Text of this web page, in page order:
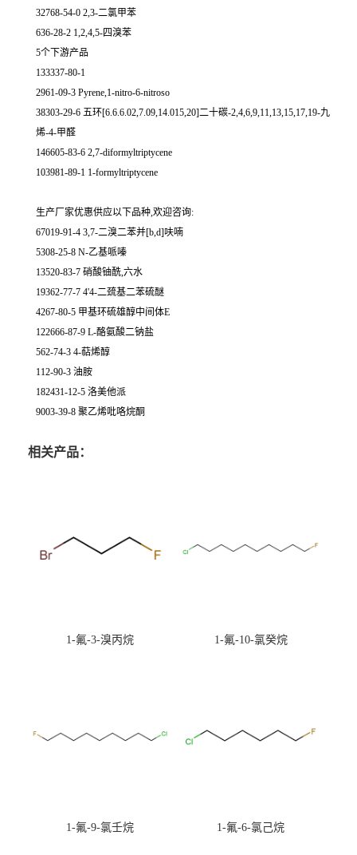
32768-54-0 2,3-二氯甲苯
636-28-2 1,2,4,5-四溴苯
5个下游产品
133337-80-1
2961-09-3 Pyrene,1-nitro-6-nitroso
38303-29-6 五环[6.6.6.02,7.09,14.015,20]二十碳-2,4,6,9,11,13,15,17,19-九
烯-4-甲醛
146605-83-6 2,7-diformyltriptycene
103981-89-1 1-formyltriptycene
生产厂家优惠供应以下品种,欢迎咨询:
67019-91-4 3,7-二溴二苯并[b,d]呋喃
5308-25-8 N-乙基哌嗪
13520-83-7 硝酸铀酰,六水
19362-77-7 4'4-二巯基二苯硫醚
4267-80-5 甲基环硫雄醇中间体E
122666-87-9 L-酪氨酸二钠盐
562-74-3 4-萜烯醇
112-90-3 油胺
182431-12-5 洛美他派
9003-39-8 聚乙烯吡咯烷酮
相关产品：
1-氟-3-溴丙烷 1-氟-10-氯癸烷
1-氟-9-氯壬烷 1-氟-6-氯己烷